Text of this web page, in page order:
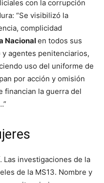
con la corrupción
“Se visibilizó la
complicidad
Nacionalen todos sus
agentes penitenciarios,
uso del uniforme de
por acción y omisión
financian la guerra del
. Las investigaciones de la
de la MS13. Nombre y